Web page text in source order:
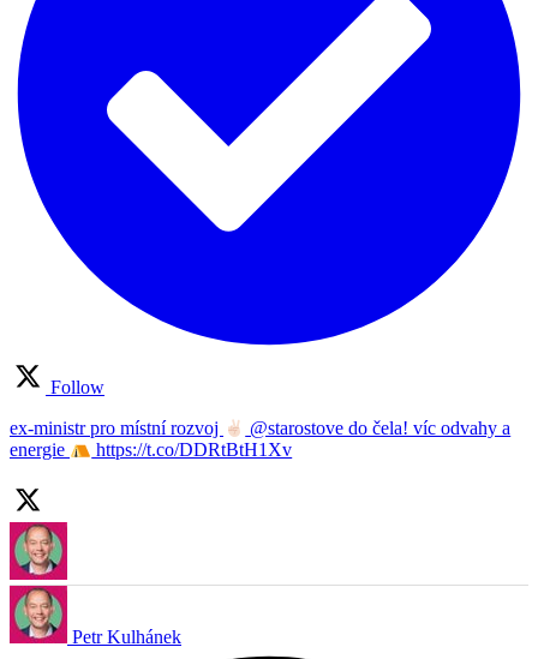
Follow
ex-ministr pro místní rozvoj
@starostove do čela! víc odvahy a
energie
https://t.co/DDRtBtH1Xv
Petr Kulhánek